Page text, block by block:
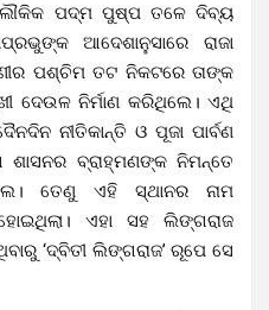
ପଦ୍ମ ପୁଷ୍ପ ତଳେ ଦିବ୍ୟ
ଆଦେଶାନୁସାରେ ରାଜା
ପଶ୍ଚିମ ତଟ ନିକଟରେ ତାଙ୍କ
ଦେଉଳ ନିର୍ମାଣ କରିଥିଲେ। ଏଥି
ନୀତିକାନ୍ତି ଓ ପୂଜା ପାର୍ବଣ
ଶାସନର ବ୍ରାହ୍ମଣଙ୍କ ନିମନ୍ତେ
ତେଣୁ ଏହି ସ୍ଥାନର ନାମ
ଏହା ସହ ଲିଙ୍ଗରାଜ
‘ଦ୍ବିତୀ ଲିଙ୍ଗରାଜ’ ରୂପେ ସେ